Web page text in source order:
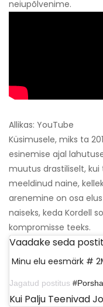
neiupõlvenime.
Allikas: YouTube
Küsimusele, miks ta
esinemise ajal
muutus drastiliselt,
meeldinud naine,
arenemine on osa
naiseks, keda Kordell
kompromisse teeks.
Vaadake seda
Minu elu eesmärk #
Jagatud postitus
Kui Palju Teenivad